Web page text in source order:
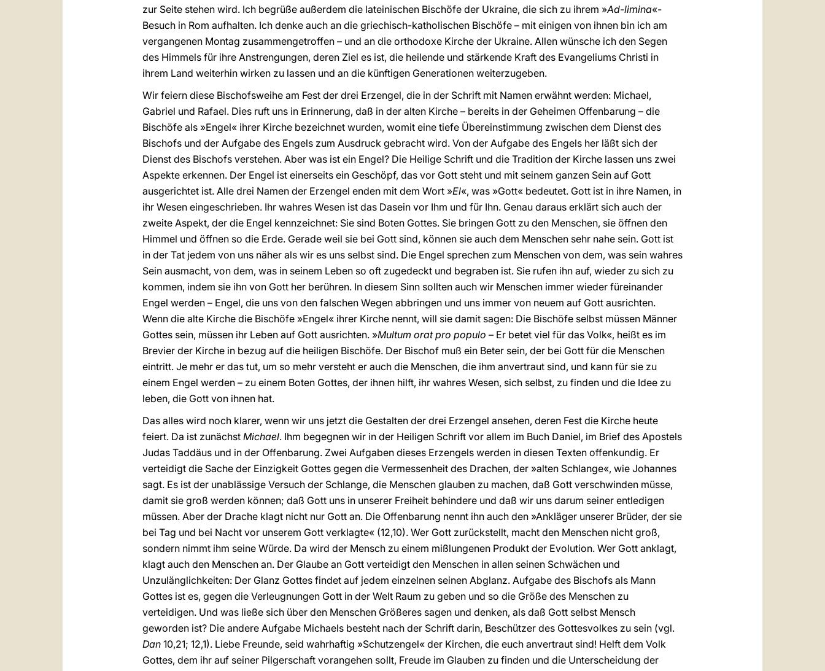
zur Seite stehen wird. Ich begrüße außerdem die lateinischen Bischöfe der Ukraine, die sich zu ihrem »Ad-limina«-
Besuch in Rom aufhalten. Ich denke auch an die griechisch-katholischen Bischöfe – mit einigen von ihnen bin ich am
vergangenen Montag zusammengetroffen – und an die orthodoxe Kirche der Ukraine. Allen wünsche ich den Segen
des Himmels für ihre Anstrengungen, deren Ziel es ist, die heilende und stärkende Kraft des Evangeliums Christi in
ihrem Land weiterhin wirken zu lassen und an die künftigen Generationen weiterzugeben.
Wir feiern diese Bischofsweihe am Fest der drei Erzengel, die in der Schrift mit Namen erwähnt werden: Michael,
Gabriel und Rafael. Dies ruft uns in Erinnerung, daß in der alten Kirche – bereits in der Geheimen Offenbarung – die
Bischöfe als »Engel« ihrer Kirche bezeichnet wurden, womit eine tiefe Übereinstimmung zwischen dem Dienst des
Bischofs und der Aufgabe des Engels zum Ausdruck gebracht wird. Von der Aufgabe des Engels her läßt sich der
Dienst des Bischofs verstehen. Aber was ist ein Engel? Die Heilige Schrift und die Tradition der Kirche lassen uns zwei
Aspekte erkennen. Der Engel ist einerseits ein Geschöpf, das vor Gott steht und mit seinem ganzen Sein auf Gott
ausgerichtet ist. Alle drei Namen der Erzengel enden mit dem Wort »El«, was »Gott« bedeutet. Gott ist in ihre Namen, in
ihr Wesen eingeschrieben. Ihr wahres Wesen ist das Dasein vor Ihm und für Ihn. Genau daraus erklärt sich auch der
zweite Aspekt, der die Engel kennzeichnet: Sie sind Boten Gottes. Sie bringen Gott zu den Menschen, sie öffnen den
Himmel und öffnen so die Erde. Gerade weil sie bei Gott sind, können sie auch dem Menschen sehr nahe sein. Gott ist
in der Tat jedem von uns näher als wir es uns selbst sind. Die Engel sprechen zum Menschen von dem, was sein wahres
Sein ausmacht, von dem, was in seinem Leben so oft zugedeckt und begraben ist. Sie rufen ihn auf, wieder zu sich zu
kommen, indem sie ihn von Gott her berühren. In diesem Sinn sollten auch wir Menschen immer wieder füreinander
Engel werden – Engel, die uns von den falschen Wegen abbringen und uns immer von neuem auf Gott ausrichten.
Wenn die alte Kirche die Bischöfe »Engel« ihrer Kirche nennt, will sie damit sagen: Die Bischöfe selbst müssen Männer
Gottes sein, müssen ihr Leben auf Gott ausrichten. »Multum orat pro populo – Er betet viel für das Volk«, heißt es im
Brevier der Kirche in bezug auf die heiligen Bischöfe. Der Bischof muß ein Beter sein, der bei Gott für die Menschen
eintritt. Je mehr er das tut, um so mehr versteht er auch die Menschen, die ihm anvertraut sind, und kann für sie zu
einem Engel werden – zu einem Boten Gottes, der ihnen hilft, ihr wahres Wesen, sich selbst, zu finden und die Idee zu
leben, die Gott von ihnen hat.
Das alles wird noch klarer, wenn wir uns jetzt die Gestalten der drei Erzengel ansehen, deren Fest die Kirche heute
feiert. Da ist zunächst Michael. Ihm begegnen wir in der Heiligen Schrift vor allem im Buch Daniel, im Brief des Apostels
Judas Taddäus und in der Offenbarung. Zwei Aufgaben dieses Erzengels werden in diesen Texten offenkundig. Er
verteidigt die Sache der Einzigkeit Gottes gegen die Vermessenheit des Drachen, der »alten Schlange«, wie Johannes
sagt. Es ist der unablässige Versuch der Schlange, die Menschen glauben zu machen, daß Gott verschwinden müsse,
damit sie groß werden können; daß Gott uns in unserer Freiheit behindere und daß wir uns darum seiner entledigen
müssen. Aber der Drache klagt nicht nur Gott an. Die Offenbarung nennt ihn auch den »Ankläger unserer Brüder, der sie
bei Tag und bei Nacht vor unserem Gott verklagte« (12,10). Wer Gott zurückstellt, macht den Menschen nicht groß,
sondern nimmt ihm seine Würde. Da wird der Mensch zu einem mißlungenen Produkt der Evolution. Wer Gott anklagt,
klagt auch den Menschen an. Der Glaube an Gott verteidigt den Menschen in allen seinen Schwächen und
Unzulänglichkeiten: Der Glanz Gottes findet auf jedem einzelnen seinen Abglanz. Aufgabe des Bischofs als Mann
Gottes ist es, gegen die Verleugnungen Gott in der Welt Raum zu geben und so die Größe des Menschen zu
verteidigen. Und was ließe sich über den Menschen Größeres sagen und denken, als daß Gott selbst Mensch
geworden ist? Die andere Aufgabe Michaels besteht nach der Schrift darin, Beschützer des Gottesvolkes zu sein (vgl.
Dan 10,21; 12,1). Liebe Freunde, seid wahrhaftig »Schutzengel« der Kirchen, die euch anvertraut sind! Helft dem Volk
Gottes, dem ihr auf seiner Pilgerschaft vorangehen sollt, Freude im Glauben zu finden und die Unterscheidung der